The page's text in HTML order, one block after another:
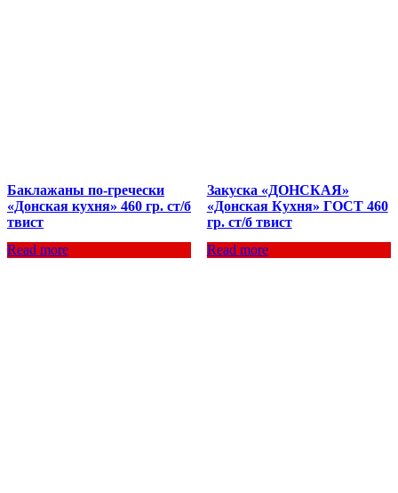
Баклажаны по-гречески
«Донская кухня» 460 гр. ст/б
твист
Read more
Закуска «ДОНСКАЯ»
«Донская Кухня» ГОСТ 460
гр. ст/б твист
Read more